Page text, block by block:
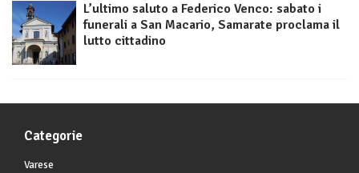
L’ultimo saluto a Federico Venco: sabato i
funerali a San Macario, Samarate proclama il
lutto cittadino
Categorie
Varese